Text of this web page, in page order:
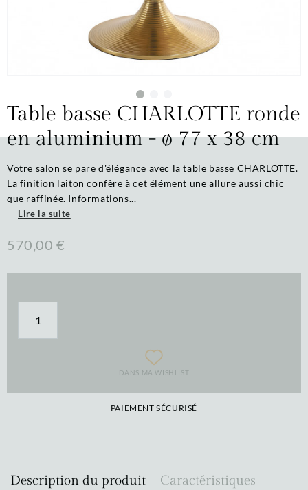
Table basse CHARLOTTE ronde
en aluminium - ø 77 x 38 cm
Votre salon se pare d'élégance avec la table basse CHARLOTTE.
La finition laiton confère à cet élément une allure aussi chic
que raffinée. Informations...
Lire la suite
570,00 €
DANS MA WISHLIST
PAIEMENT SÉCURISÉ
Description du produit Caractéristiques